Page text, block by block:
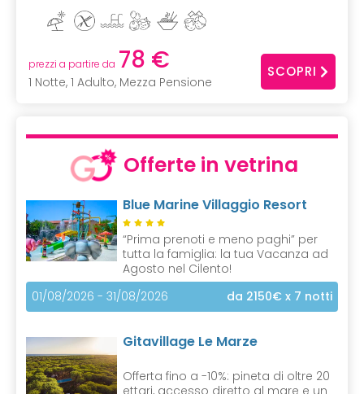
prezzi a partire da 78 €
1 Notte, 1 Adulto, Mezza Pensione
SCOPRI
Offerte in vetrina
Blue Marine Villaggio Resort
“Prima prenoti e meno paghi” per
tutta la famiglia: la tua Vacanza ad
Agosto nel Cilento!
01/08/2026 - 31/08/2026
da 2150€ x 7 notti
Gitavillage Le Marze
Offerta fino a -10%: pineta di oltre 20